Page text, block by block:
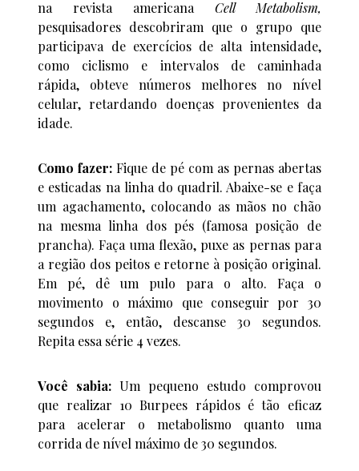
na revista americana Cell Metabolism,
pesquisadores descobriram que o grupo que
participava de exercícios de alta intensidade,
como ciclismo e intervalos de caminhada
rápida, obteve números melhores no nível
celular, retardando doenças provenientes da
idade.
Como fazer: Fique de pé com as pernas abertas
e esticadas na linha do quadril. Abaixe-se e faça
um agachamento, colocando as mãos no chão
na mesma linha dos pés (famosa posição de
prancha). Faça uma flexão, puxe as pernas para
a região dos peitos e retorne à posição original.
Em pé, dê um pulo para o alto. Faça o
movimento o máximo que conseguir por 30
segundos e, então, descanse 30 segundos.
Repita essa série 4 vezes.
Você sabia:Um pequeno estudo comprovou
que realizar 10 Burpees rápidos é tão eficaz
para acelerar o metabolismo quanto uma
corrida de nível máximo de 30 segundos.